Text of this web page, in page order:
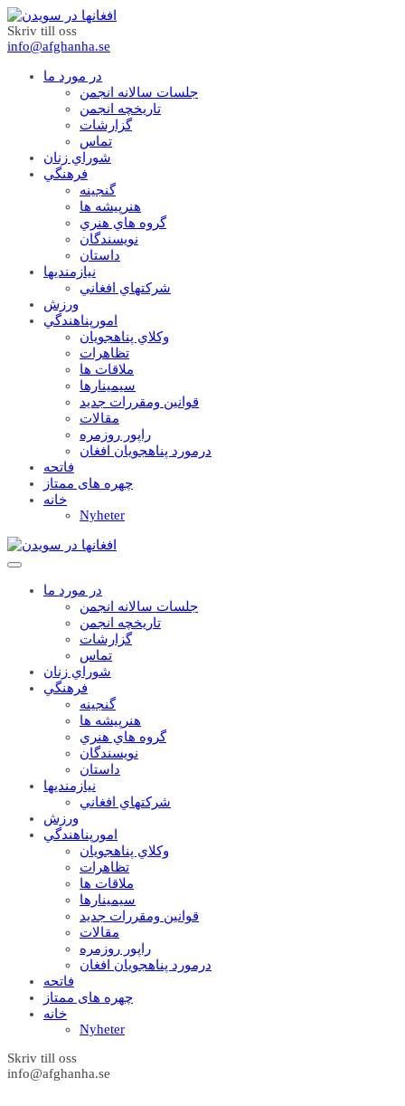
Skriv till oss
info@afghanha.se
در مورد ما
جلسات سالانه انجمن
تاریخچه انجمن
گزارشات
تماس
شوراي زنان
فرهنگي
گنجينه
هنرپيشه ها
گروه هاي هنري
نويسندگان
داستان
نيازمنديها
شرکتهاي افغاني
ورزش
امورپناهندگي
وکلاي پناهجويان
تظاهرات
ملاقات ها
سيمينارها
قوانين ومقررات جديد
مقالات
راپور روزمره
درمورد پناهجويان افغان
فاتحه
چهره های ممتاز
خانه
Nyheter
در مورد ما
جلسات سالانه انجمن
تاریخچه انجمن
گزارشات
تماس
شوراي زنان
فرهنگي
گنجينه
هنرپيشه ها
گروه هاي هنري
نويسندگان
داستان
نيازمنديها
شرکتهاي افغاني
ورزش
امورپناهندگي
وکلاي پناهجويان
تظاهرات
ملاقات ها
سيمينارها
قوانين ومقررات جديد
مقالات
راپور روزمره
درمورد پناهجويان افغان
فاتحه
چهره های ممتاز
خانه
Nyheter
Skriv till oss
info@afghanha.se